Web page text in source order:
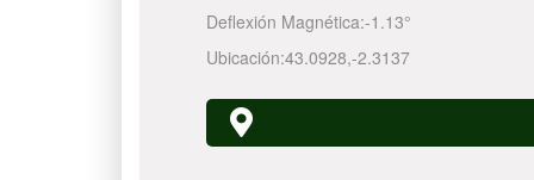
Deflexión Magnética:-1.13°
Ubicación:43.0928,-2.3137